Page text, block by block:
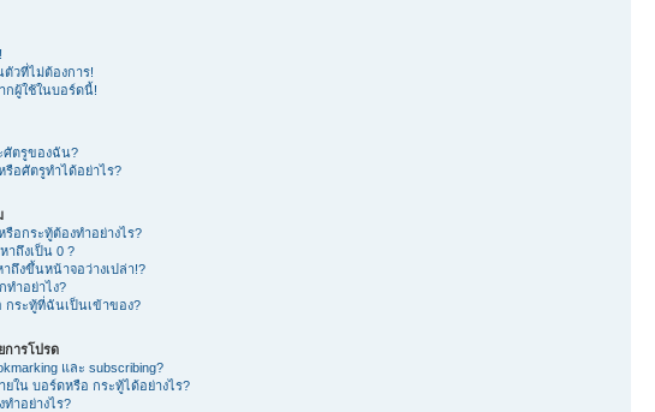
วที่ไม่ต้องการ!
กผู้ใช้ในบอร์ดนี้!
ศัตรูของฉัน?
รือศัตรูทำได้อย่าไร?
อกระทู้ต้องทำอย่างไร?
าถึงเป็น 0 ?
ถึงขึ้นหน้าจอว่างเปล่า!?
ทำอย่าไง?
กระทู้ที่ฉันเป็นเข้าของ?
การโปรด
และ subscribing?
ใน บอร์ดหรือ กระทู้ได้อย่างไร?
ำอย่างไร?